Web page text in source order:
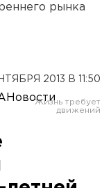
рынка
2013 В 11:50